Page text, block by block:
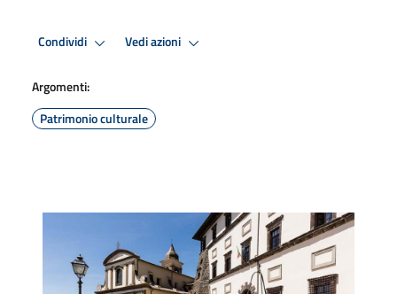
Condividi Vedi azioni
Argomenti:
Patrimonio culturale